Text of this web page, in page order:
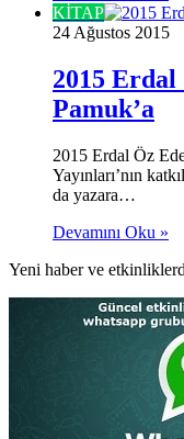
KİTAP
24 Ağustos 2015
2015
Pamuk’a
2015 Erdal Öz
Yayınları’nın
da yazara…
Devamını Oku »
Yeni haber ve